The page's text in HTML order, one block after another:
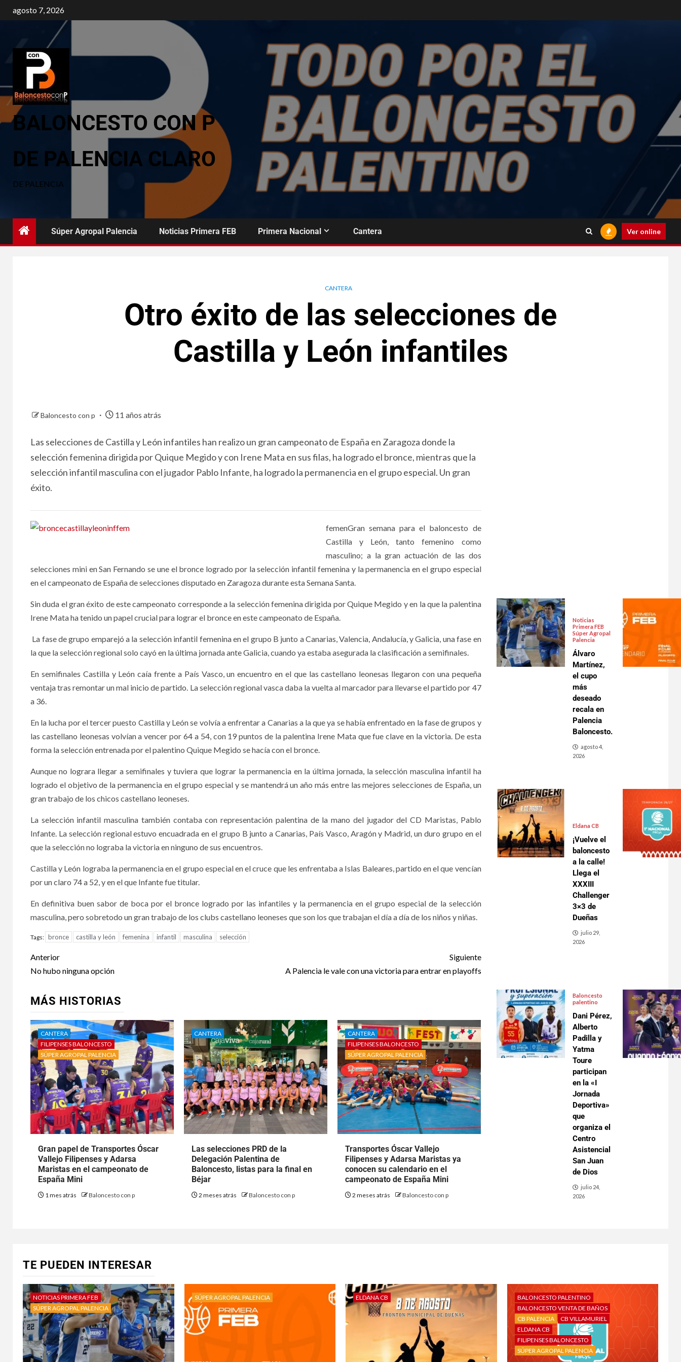
agosto 7, 2026
BALONCESTO CON P
DE PALENCIA CLARO
DE PALENCIA
Súper Agropal Palencia Noticias Primera FEB Primera Nacional Cantera Ver online
CANTERA
Otro éxito de las selecciones de
Castilla y León infantiles
Baloncesto con p 11 años atrás
Las selecciones de Castilla y León infantiles han realizo un gran campeonato de España en Zaragoza donde la
selección femenina dirigida por Quique Megido y con Irene Mata en sus filas, ha logrado el bronce, mientras que la
selección infantil masculina con el jugador Pablo Infante, ha logrado la permanencia en el grupo especial. Un gran
éxito.
femenGran semana para el baloncesto de
Castilla y León, tanto femenino como
masculino; a la gran actuación de las dos
selecciones mini en San Fernando se une el bronce logrado por la selección infantil femenina y la permanencia en el grupo especial
en el campeonato de España de selecciones disputado en Zaragoza durante esta Semana Santa.
Sin duda el gran éxito de este campeonato corresponde a la selección femenina dirigida por Quique Megido y en la que la palentina
Irene Mata ha tenido un papel crucial para lograr el bronce en este campeonato de España.
La fase de grupo emparejó a la selección infantil femenina en el grupo B junto a Canarias, Valencia, Andalucía, y Galicia, una fase en
la que la selección regional solo cayó en la última jornada ante Galicia, cuando ya estaba asegurada la clasificación a semifinales.
En semifinales Castilla y León caía frente a País Vasco, un encuentro en el que las castellano leonesas llegaron con una pequeña
ventaja tras remontar un mal inicio de partido. La selección regional vasca daba la vuelta al marcador para llevarse el partido por 47
a 36.
En la lucha por el tercer puesto Castilla y León se volvía a enfrentar a Canarias a la que ya se había enfrentado en la fase de grupos y
las castellano leonesas volvían a vencer por 64 a 54, con 19 puntos de la palentina Irene Mata que fue clave en la victoria. De esta
forma la selección entrenada por el palentino Quique Megido se hacía con el bronce.
Aunque no lograra llegar a semifinales y tuviera que lograr la permanencia en la última jornada, la selección masculina infantil ha
logrado el objetivo de la permanencia en el grupo especial y se mantendrá un año más entre las mejores selecciones de España, un
gran trabajo de los chicos castellano leoneses.
La selección infantil masculina también contaba con representación palentina de la mano del jugador del CD Maristas, Pablo
Infante. La selección regional estuvo encuadrada en el grupo B junto a Canarias, País Vasco, Aragón y Madrid, un duro grupo en el
que la selección no lograba la victoria en ninguno de sus encuentros.
Castilla y León lograba la permanencia en el grupo especial en el cruce que les enfrentaba a Islas Baleares, partido en el que vencían
por un claro 74 a 52, y en el que Infante fue titular.
En definitiva buen sabor de boca por el bronce logrado por las infantiles y la permanencia en el grupo especial de la selección
masculina, pero sobretodo un gran trabajo de los clubs castellano leoneses que son los que trabajan el día a día de los niños y niñas.
Tags: bronce castilla y león femenina infantil masculina selección
Anterior
No hubo ninguna opción
Siguiente
A Palencia le vale con una victoria para entrar en playoffs
MÁS HISTORIAS
CANTERA
FILIPENSES BALONCESTO
SÚPER AGROPAL PALENCIA
Gran papel de Transportes Óscar
Vallejo Filipenses y Adarsa
Maristas en el campeonato de
España Mini
1 mes atrás Baloncesto con p
CANTERA
Las selecciones PRD de la
Delegación Palentina de
Baloncesto, listas para la final en
Béjar
2 meses atrás Baloncesto con p
CANTERA
FILIPENSES BALONCESTO
SÚPER AGROPAL PALENCIA
Transportes Óscar Vallejo
Filipenses y Adarsa Maristas ya
conocen su calendario en el
campeonato de España Mini
2 meses atrás Baloncesto con p
Noticias
Primera FEB
Súper Agropal
Palencia
Álvaro
Martínez,
el cupo
más
deseado
recala en
Palencia
Baloncesto.
agosto 4,
2026
Eldana CB
¡Vuelve el
baloncesto
a la calle!
Llega el
XXXIII
Challenger
3×3 de
Dueñas
julio 29,
2026
Baloncesto
palentino
Dani Pérez,
Alberto
Padilla y
Yatma
Toure
participan
en la «I
Jornada
Deportiva»
que
organiza el
Centro
Asistencial
San Juan
de Dios
julio 24,
2026
TE PUEDEN INTERESAR
NOTICIAS PRIMERA FEB
SÚPER AGROPAL PALENCIA
SÚPER AGROPAL PALENCIA ELDANA CB
BALONCESTO PALENTINO
BALONCESTO VENTA DE BAÑOS
CB PALENCIA
CB VILLAMURIEL
ELDANA CB
FILIPENSES BALONCESTO
SÚPER AGROPAL PALENCIA